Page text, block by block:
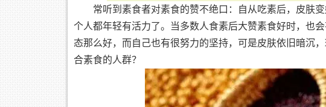
常听到素食者对素食的赞不绝口：自从吃素后，皮肤
个人都年轻有活力了。当多数人食素后大赞素食好时，也
态那么好，而自己也有很努力的坚持，可是皮肤依旧暗沉
合素食的人群？